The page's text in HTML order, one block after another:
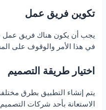
تكوين فريق عمل
في هذا الأمر والوقوف على
اختيار طريقة التصميم
الاستعانة بأحد شركات